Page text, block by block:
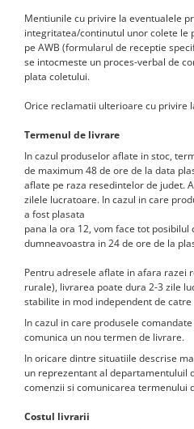
Figurine jucarii mici
Jucarii electronice
Jucarii interactive
Frumusete si Bijuterii
Jocuri de societate
Mentiunile cu privire la eventualele
integritatea/continutul unor colete le
pe AWB (formularul de receptie
se intocmeste un proces-verbal de
plata coletului.
Orice reclamatii ulterioare cu privire
Termenul de livrare
In cazul produselor aflate in stoc,
de maximum 48 de ore de la data
aflate pe raza resedintelor de judet.
zilele lucratoare. In cazul in care
a fost plasata
pana la ora 12, vom face tot posibilul
dumneavoastra in 24 de ore de la
Pentru adresele aflate in afara razei
rurale), livrarea poate dura 2-3 zile
stabilite in mod independent de
In cazul in care produsele
comunica un nou termen de livrare.
In oricare dintre situatiile descrise
un reprezentant al departamentuluil
comenzii si comunicarea termenului
Costul livrarii